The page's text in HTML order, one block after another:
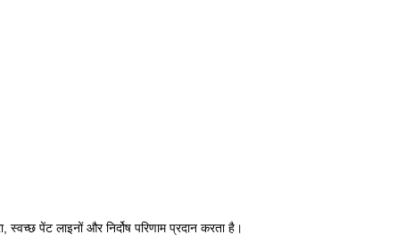
स्वच्छ पेंट लाइनों और निर्दोष परिणाम प्रदान करता है।